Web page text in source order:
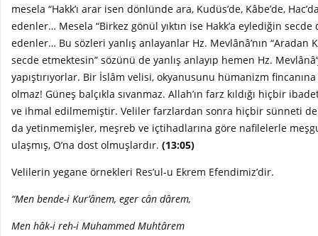
mesela “Hakk’ı arar isen dönlünde ara, Kudüs’de, Kâbe’de,
edenler… Mesela “Birkez gönül yıktın ise Hakk’a eylediğin
edenler… Bu sözleri yanlış anlayanlar Hz. Mevlânâ’nın “Aradan
secde etmektesin” sözünü de yanlış anlayıp hemen Hz.
yapıştırıyorlar. Bir İslâm velisi, okyanusunu hümanizm
olmaz! Güneş balçıkla sıvanmaz. Allah’ın farz kıldığı hiçbir
ve ihmal edilmemiştir. Veliler farzlardan sonra hiçbir sünneti
da yetinmemişler, meşreb ve içtihadlarına göre nafilelerle
ulaşmış, O’na dost olmuşlardır. (13:05)
Velilerin yegane örnekleri Res’ul-u Ekrem Efendimiz’dir.
“Men bende-i Kur’ânem, eger cân dârem,
Men hâk-i reh-i Muhammed Muhtârem